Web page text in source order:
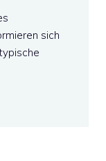
sich